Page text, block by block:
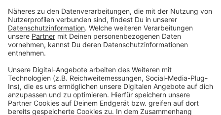
Studio Hotline
Kontaktformular